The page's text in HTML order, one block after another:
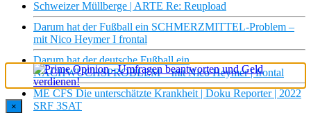
Schweizer Müllberge | ARTE Re: Reupload
Darum hat der Fußball ein SCHMERZMITTEL-Problem –
mit Nico Heymer I frontal
Darum hat der deutsche Fußball ein
NACHWUCHSPROBLEM – mit Nico Heymer | frontal
ME CFS Die unterschätzte Krankheit | Doku Reporter | 2022
SRF 3SAT
×